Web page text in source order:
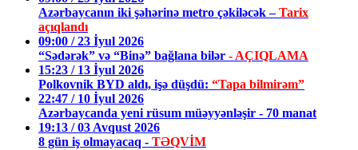
Azərbaycanın iki şəhərinə metro çəkiləcək –Tarix
açıqlandı
09:00 / 23 İyul 2026
“Sədərək” və “Binə” bağlana bilər - AÇIQLAMA
15:23 / 13 İyul 2026
Polkovnik BYD aldı, işə düşdü: “Tapa bilmirəm”
22:47 / 10 İyul 2026
Azərbaycanda yeni rüsum müəyyənləşir - 70 manat
19:13 / 03 Avqust 2026
8 gün iş olmayacaq - TƏQVİM